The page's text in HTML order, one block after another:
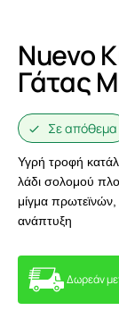
Nuevo
Γάτας
Σε απόθεμα
Υγρή τροφή
λάδι σολομού π
μίγμα πρωτεϊνών,
ανάπτυξη
Δωρεάν